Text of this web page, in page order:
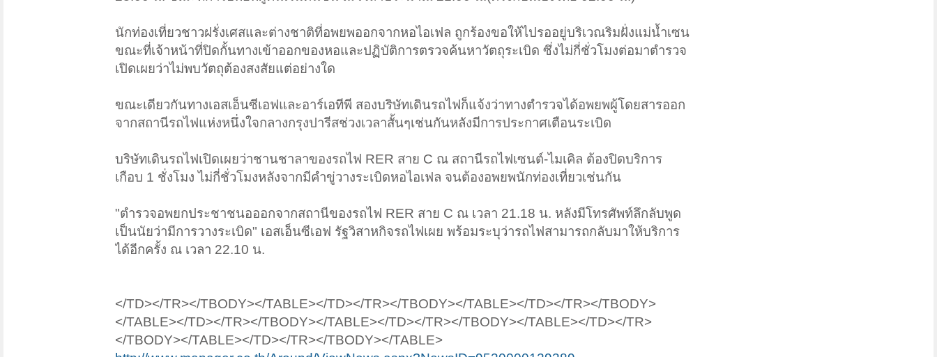
นักท่องเที่ยวชาวฝรั่งเศสและต่างชาติที่อพยพออกจากหอไอเฟล ถูกร้องขอให้ไปรออยู่บริเวณริมฝั่งแม่น้ำเซน
ขณะที่เจ้าหน้าที่ปิดกั้นทางเข้าออกของหอและปฏิบัติการตรวจค้นหาวัตถุระเบิด ซึ่งไม่กี่ชั่วโมงต่อมาตำรวจ
เปิดเผยว่าไม่พบวัตถุต้องสงสัยแต่อย่างใด
ขณะเดียวกันทางเอสเอ็นซีเอฟและอาร์เอทีพี สองบริษัทเดินรถไฟก็แจ้งว่าทางตำรวจได้อพยพผู้โดยสารออก
จากสถานีรถไฟแห่งหนึ่งใจกลางกรุงปารีสช่วงเวลาสั้นๆเช่นกันหลังมีการประกาศเตือนระเบิด
บริษัทเดินรถไฟเปิดเผยว่าชานชาลาของรถไฟ RER สาย C ณ สถานีรถไฟเซนต์-ไมเคิล ต้องปิดบริการ
เกือบ 1 ชั่งโมง ไม่กี่ชั่วโมงหลังจากมีคำขู่วางระเบิดหอไอเฟล จนต้องอพยพนักท่องเที่ยวเช่นกัน
"ตำรวจอพยกประชาชนอออกจากสถานีของรถไฟ RER สาย C ณ เวลา 21.18 น. หลังมีโทรศัพท์ลึกลับพูด
เป็นนัยว่ามีการวางระเบิด" เอสเอ็นซีเอฟ รัฐวิสาหกิจรถไฟเผย พร้อมระบุว่ารถไฟสามารถกลับมาให้บริการ
ได้อีกครั้ง ณ เวลา 22.10 น.
</TD></TR></TBODY></TABLE></TD></TR></TBODY></TABLE></TD></TR></TBODY>
</TABLE></TD></TR></TBODY></TABLE></TD></TR></TBODY></TABLE></TD></TR>
</TBODY></TABLE></TD></TR></TBODY></TABLE>